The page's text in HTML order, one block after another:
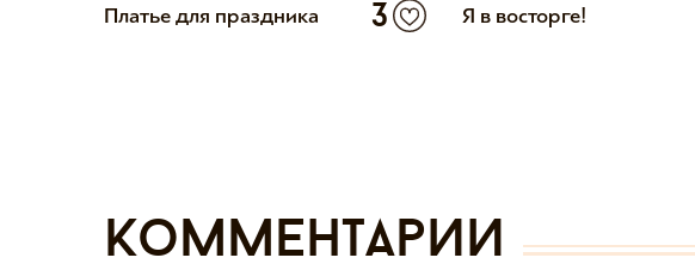
Платье для праздника 3 Я в восторге!
Комментарии